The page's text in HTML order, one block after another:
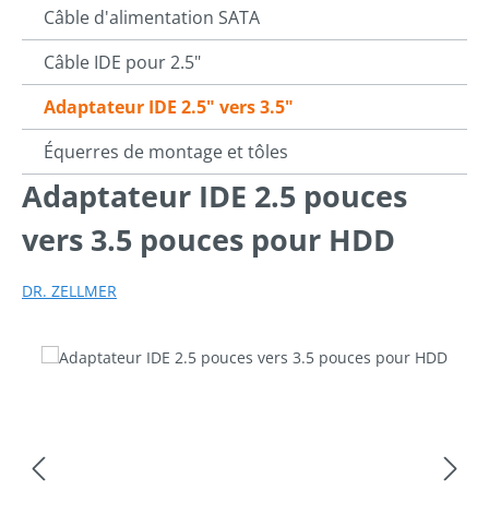
Câble d'alimentation SATA
Câble IDE pour 2.5"
Adaptateur IDE 2.5" vers 3.5"
Équerres de montage et tôles
Adaptateur IDE 2.5 pouces
vers 3.5 pouces pour HDD
DR. ZELLMER
Ignorer la galerie d'images